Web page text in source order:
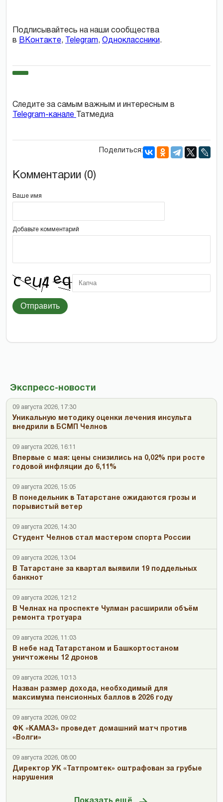
Экспресс-новости
09 августа 2026, 17:30
Уникальную методику оценки лечения инсульта
внедрили в БСМП Челнов
09 августа 2026, 16:11
Впервые с мая: цены снизились на 0,02% при росте
годовой инфляции до 6,11%
09 августа 2026, 15:05
В понедельник в Татарстане ожидаются грозы и
порывистый ветер
09 августа 2026, 14:30
Студент Челнов стал мастером спорта России
09 августа 2026, 13:04
В Татарстане за квартал выявили 19 поддельных
банкнот
09 августа 2026, 12:12
В Челнах на проспекте Чулман расширили объём
ремонта тротуара
09 августа 2026, 11:03
В небе над Татарстаном и Башкортостаном
уничтожены 12 дронов
09 августа 2026, 10:13
Назван размер дохода, необходимый для
максимума пенсионных баллов в 2026 году
09 августа 2026, 09:02
ФК «КАМАЗ» проведет домашний матч против
«Волги»
09 августа 2026, 08:00
Директор УК «Татпромтек» оштрафован за грубые
нарушения
Подписывайтесь на наши сообщества
в ВКонтакте, Telegram, Одноклассники.
Следите за самым важным и интересным в
Telegram-канале
Татмедиа
Поделиться:
Комментарии (0)
Ваше имя
Добавьте комментарий
Отправить